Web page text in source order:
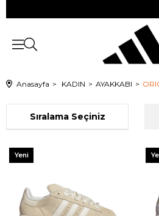
Anasayfa KADIN AYAKKABI
Sıralama
Yeni